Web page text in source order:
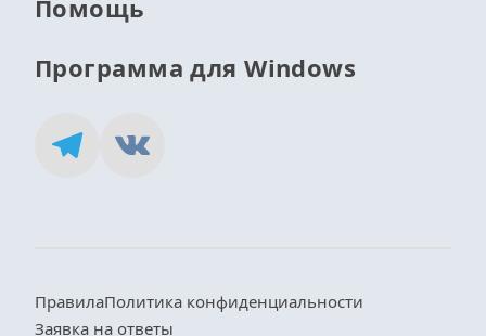
Помощь
Программа для Windows
ПравилаПолитика конфиденциальности
Заявка на ответы